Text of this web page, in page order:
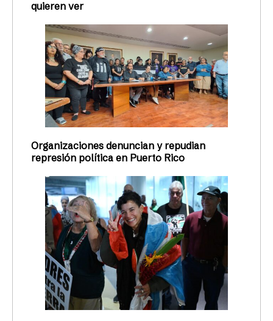
quieren ver
Organizaciones denuncian y repudian
represión política en Puerto Rico